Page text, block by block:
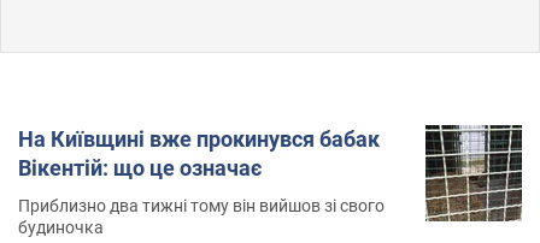
На Київщині вже прокинувся бабак
Вікентій: що це означає
Приблизно два тижні тому він вийшов зі свого
будиночка